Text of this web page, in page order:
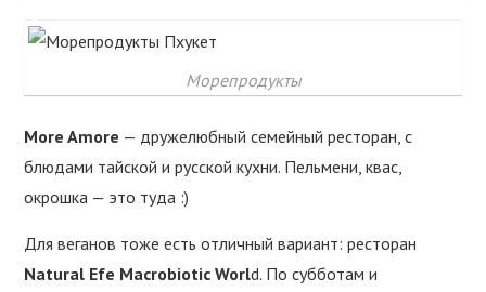
Морепродукты
More Amore — дружелюбный семейный ресторан, с
блюдами тайской и русской кухни. Пельмени, квас,
окрошка — это туда :)
Для веганов тоже есть отличный вариант: ресторан
Natural Efe Macrobiotic World. По субботам и